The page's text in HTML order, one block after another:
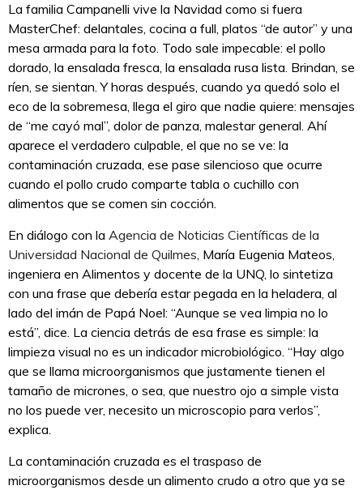
La familia Campanelli vive la Navidad como si fuera
MasterChef: delantales, cocina a full, platos “de autor” y una
mesa armada para la foto. Todo sale impecable: el pollo
dorado, la ensalada fresca, la ensalada rusa lista. Brindan, se
ríen, se sientan. Y horas después, cuando ya quedó solo el
eco de la sobremesa, llega el giro que nadie quiere: mensajes
de “me cayó mal”, dolor de panza, malestar general. Ahí
aparece el verdadero culpable, el que no se ve: la
contaminación cruzada, ese pase silencioso que ocurre
cuando el pollo crudo comparte tabla o cuchillo con
alimentos que se comen sin cocción.
En diálogo con la Agencia de Noticias Científicas de la
Universidad Nacional de Quilmes, María Eugenia Mateos,
ingeniera en Alimentos y docente de la UNQ, lo sintetiza
con una frase que debería estar pegada en la heladera, al
lado del imán de Papá Noel: “Aunque se vea limpia no lo
está”, dice. La ciencia detrás de esa frase es simple: la
limpieza visual no es un indicador microbiológico. “Hay algo
que se llama microorganismos que justamente tienen el
tamaño de micrones, o sea, que nuestro ojo a simple vista
no los puede ver, necesito un microscopio para verlos”,
explica.
La contaminación cruzada es el traspaso de
microorganismos desde un alimento crudo a otro que ya se